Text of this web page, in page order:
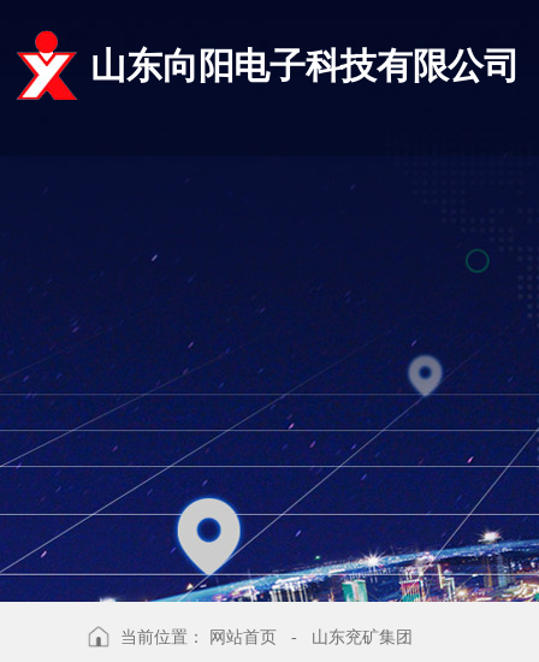
山东向阳电子科技有限公司
当前位置： 网站首页 - 山东兖矿集团